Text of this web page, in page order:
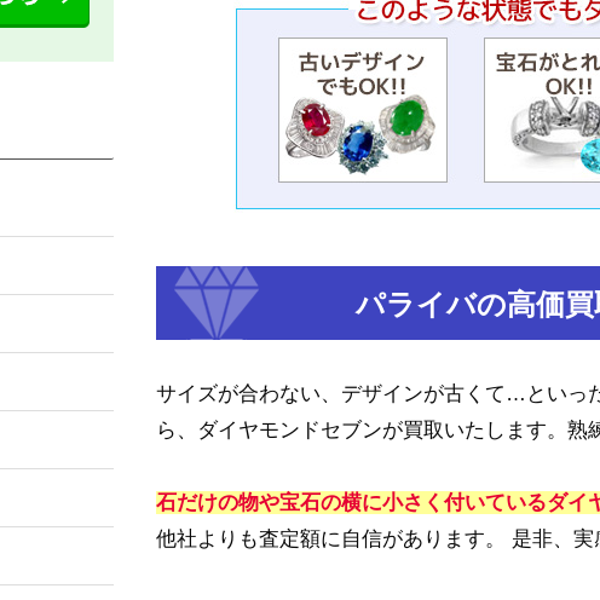
パライバの高価
サイズが合わない、デザインが古くて…といっ
ら、ダイヤモンドセブンが買取いたします。
石だけの物や宝石の横に小さく付いているダイ
他社よりも査定額に自信があります。 是非、実